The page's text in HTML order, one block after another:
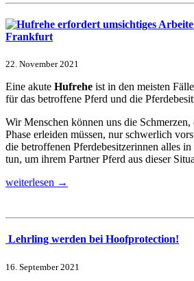
Frankfurt
22. November 2021
Eine akute Hufrehe ist in den meisten
für das betroffene Pferd und die
Wir Menschen können uns die
Phase erleiden müssen, nur schwerlich
die betroffenen Pferdebesitzerinnen alles
tun, um ihrem Partner Pferd aus dieser
weiterlesen →
Lehrling werden bei Hoofprotection!
16. September 2021